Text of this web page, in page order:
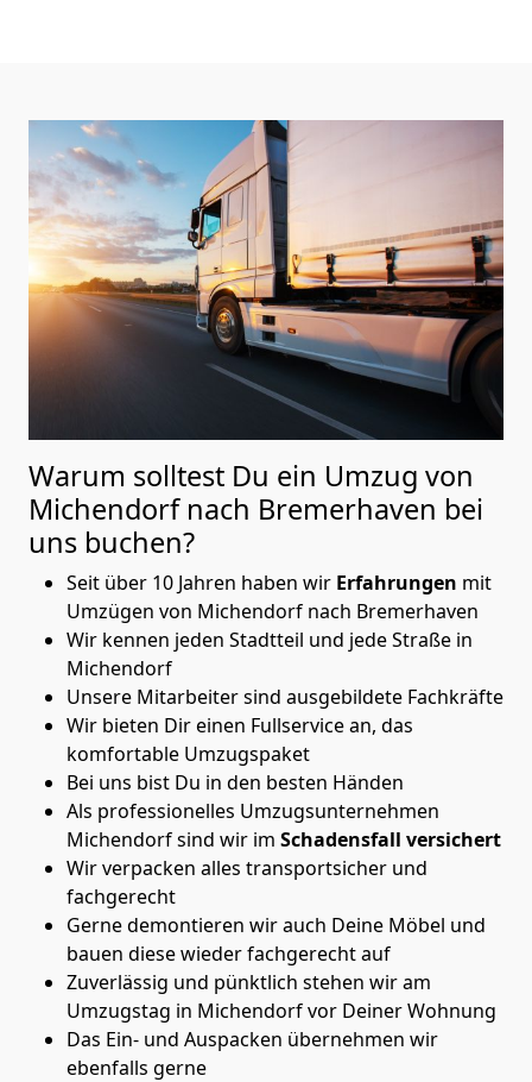
Warum solltest Du ein Umzug von
Michendorf nach Bremer­haven bei
uns buchen?
Seit über 10 Jahren haben wir Erfahrungen mit
Umzügen von Michendorf nach Bremer­haven
Wir kennen jeden Stadtteil und jede Straße in
Michendorf
Unsere Mitarbeiter sind ausgebildete Fachkräfte
Wir bieten Dir einen Fullservice an, das
komfortable Umzugspaket
Bei uns bist Du in den besten Händen
Als professionelles Umzugsunternehmen
Michendorf sind wir im Schadensfall versichert
Wir verpacken alles transportsicher und
fachgerecht
Gerne demontieren wir auch Deine Möbel und
bauen diese wieder fachgerecht auf
Zuverlässig und pünktlich stehen wir am
Umzugstag in Michendorf vor Deiner Wohnung
Das Ein- und Auspacken übernehmen wir
ebenfalls gerne